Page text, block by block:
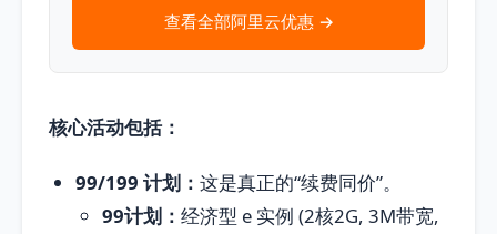
查看全部阿里云优惠 →
核心活动包括：
99/199 计划： 这是真正的“续费同价”。
99计划： 经济型 e 实例 (2核2G, 3M带宽,